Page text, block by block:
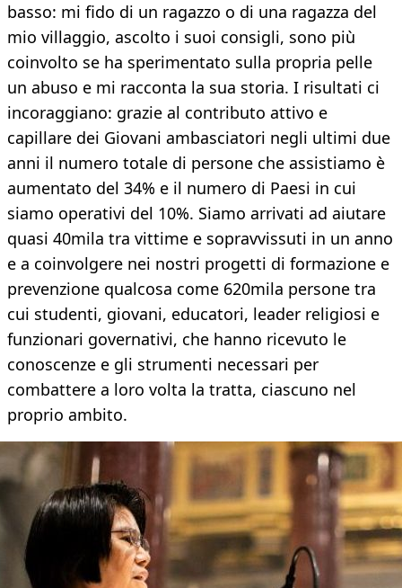
basso: mi fido di un ragazzo o di una ragazza del
mio villaggio, ascolto i suoi consigli, sono più
coinvolto se ha sperimentato sulla propria pelle
un abuso e mi racconta la sua storia. I risultati ci
incoraggiano: grazie al contributo attivo e
capillare dei Giovani ambasciatori negli ultimi due
anni il numero totale di persone che assistiamo è
aumentato del 34% e il numero di Paesi in cui
siamo operativi del 10%. Siamo arrivati ad aiutare
quasi 40mila tra vittime e sopravvissuti in un anno
e a coinvolgere nei nostri progetti di formazione e
prevenzione qualcosa come 620mila persone tra
cui studenti, giovani, educatori, leader religiosi e
funzionari governativi, che hanno ricevuto le
conoscenze e gli strumenti necessari per
combattere a loro volta la tratta, ciascuno nel
proprio ambito.